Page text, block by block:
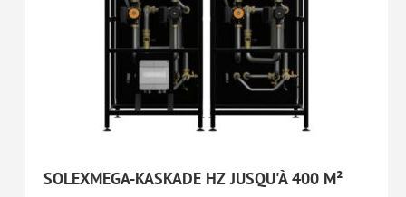
SOLEXMEGA-KASKADE HZ JUSQU'À 400 M²